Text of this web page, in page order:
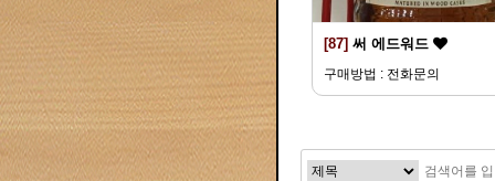
[87] 써 에드워드
구매방법 : 전화문의